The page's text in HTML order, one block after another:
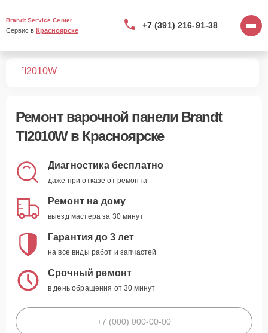
Brandt Service Center
Сервис в Красноярске
+7 (391) 216-91-38
TI2010W
Ремонт варочной панели Brandt
TI2010Wв Красноярске
Диагностика бесплатно
даже при отказе от ремонта
Ремонт на дому
выезд мастера за 30 минут
Гарантия до 3 лет
на все виды работ и запчастей
Срочный ремонт
в день обращения от 30 минут